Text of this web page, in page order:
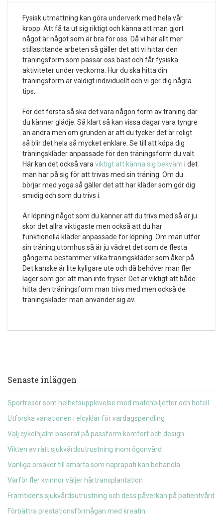
Fysisk utmattning kan göra underverk med hela vår
kropp. Att få ta ut sig riktigt och känna att man gjort
något är något som är bra för oss. Då vi har allt mer
stillasittande arbeten så gäller det att vi hittar den
träningsform som passar oss bäst och får fysiska
aktiviteter under veckorna. Hur du ska hitta din
träningsform är väldigt individuellt och vi ger dig några
tips.
För det första så ska det vara någon form av träning där
du känner glädje. Så klart så kan vissa dagar vara tyngre
än andra men om grunden är att du tycker det är roligt
så blir det hela så mycket enklare. Se till att köpa dig
träningskläder anpassade för den träningsform du valt.
Här kan det också varaviktigt att känna sig bekväm i det
man har på sig för att trivas med sin träning. Om du
börjar med yoga så gäller det att har kläder som gör dig
smidig och som du trivs i.
Är löpning något som du känner att du trivs med så är ju
skor det allra viktigaste men också att du har
funktionella kläder anpassade för löpning. Om man utför
sin träning utomhus så är ju vädret det som de flesta
gångerna bestämmer vilka träningskläder som åker på.
Det kanske är lite kyligare ute och då behöver man fler
lager som gör att man inte fryser. Det är viktigt att både
hitta den träningsform man trivs med men också de
träningskläder man använder sig av.
Senaste inläggen
Sportresor som helhetsupplevelse med matchbiljetter och hotell
Utforska variationen i elcyklar för vardagspendling
Välj cykelhjälm baserat på passform komfort och design
Vikten av rätt sjukvårdsutrustning inom ögonvård
Vanliga orsaker till smärta som naprapati kan behandla
Varför fler kvinnor väljer hårtransplantation
Framtidens sjukvårdsutrustning och dess påverkan på patientvård
Förbättra prestationsförmågan med kreatin